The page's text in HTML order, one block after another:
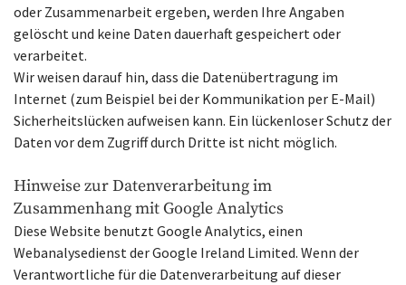
oder Zusammenarbeit ergeben, werden Ihre Angaben
gelöscht und keine Daten dauerhaft gespeichert oder
verarbeitet.
Wir weisen darauf hin, dass die Datenübertragung im
Internet (zum Beispiel bei der Kommunikation per E-Mail)
Sicherheitslücken aufweisen kann. Ein lückenloser Schutz der
Daten vor dem Zugriff durch Dritte ist nicht möglich.
Hinweise zur Datenverarbeitung im
Zusammenhang mit Google Analytics
Diese Website benutzt Google Analytics, einen
Webanalysedienst der Google Ireland Limited. Wenn der
Verantwortliche für die Datenverarbeitung auf dieser